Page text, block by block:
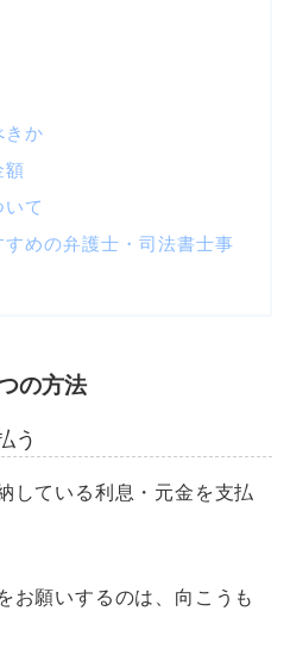
きか
額
て
めの弁護士・司法書士事
の方法
う
している利息・元金を支払
お願いするのは、向こうも